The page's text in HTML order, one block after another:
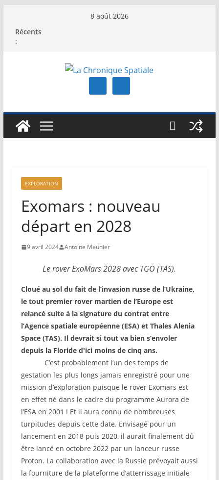
contenu
8 août 2026
Récents
:
EXPLORATION
Exomars : nouveau
départ en 2028
9 avril 2024 Antoine Meunier
Le rover ExoMars 2028 avec TGO (TAS).
Cloué au sol du fait de l’invasion russe de l’Ukraine,
le tout premier rover martien de l’Europe est
relancé suite à la signature du contrat entre
l’Agence spatiale européenne (ESA) et Thales Alenia
Space (TAS). Il devrait si tout va bien s’envoler
depuis la Floride d'ici moins de cinq ans.
C’est probablement l’un des temps de
gestation les plus longs jamais enregistré pour une
mission d’exploration puisque le rover Exomars est
en effet né dans le cadre du programme Aurora de
l’ESA en 2001 ! Et il aura connu de nombreuses
turpitudes depuis cette date. Envisagé pour un
lancement en 2018 puis 2020, il aurait finalement dû
être lancé en octobre 2022 par un lanceur russe
Proton. La collaboration avec la Russie prévoyait aussi
la fourniture de la plateforme d’atterrissage initiale